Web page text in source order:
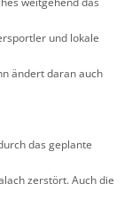
und lokale
ändert daran auch
das geplante
zerstört. Auch die